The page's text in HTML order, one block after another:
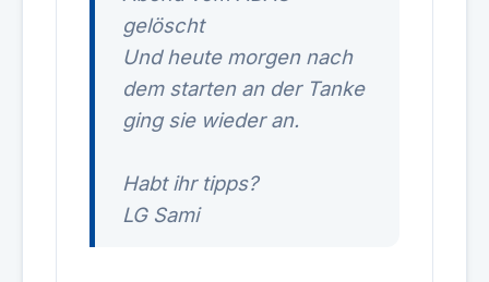
gelöscht
Und heute morgen nach
dem starten an der Tanke
ging sie wieder an.
Habt ihr tipps?
LG Sami